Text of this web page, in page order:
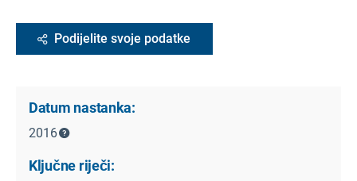
Podijelite svoje podatke
Datum nastanka:
2016
Ključne riječi: